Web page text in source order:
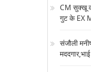
CM सुक्‍खू
गुट के EX
संजौली